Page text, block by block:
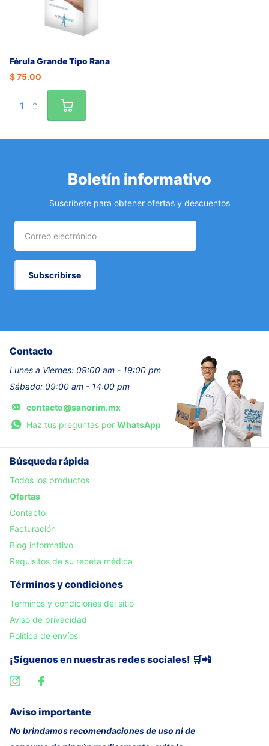
Férula Grande Tipo Rana
$ 75.00
Boletín informativo
Suscríbete para obtener ofertas y descuentos
Subscribirse
Contacto
Lunes a Viernes: 09:00 am - 19:00 pm
Sábado: 09:00 am - 14:00 pm
contacto@sanorim.mx
Haz tus preguntas por WhatsApp
Búsqueda rápida
Todos los productos
Ofertas
Contacto
Facturación
Blog informativo
Requisitos de su receta médica
Términos y condiciones
Terminos y condiciones del sitio
Aviso de privacidad
Política de envíos
¡Síguenos en nuestras redes sociales! 🛒📲
Aviso importante
No brindamos recomendaciones de uso ni de